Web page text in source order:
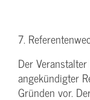
7.
Der
angekündigter
Gründen vor.